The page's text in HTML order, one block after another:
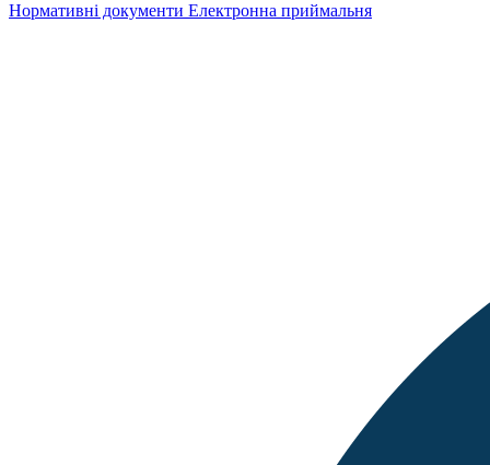
Нормативні документи Електронна приймальня